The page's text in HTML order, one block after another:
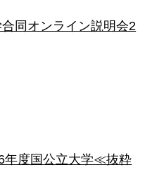
同オンライン説明会2
年度国公立大学≪抜粋